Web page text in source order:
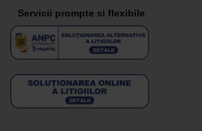
Servicii prompte si flexibile